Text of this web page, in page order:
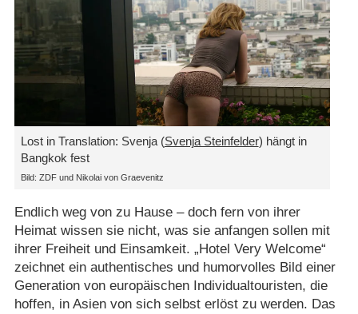
Lost in Translation: Svenja (Svenja Steinfelder) hängt in
Bangkok fest
Bild: ZDF und Nikolai von Graevenitz
Endlich weg von zu Hause – doch fern von ihrer
Heimat wissen sie nicht, was sie anfangen sollen mit
ihrer Freiheit und Einsamkeit. „Hotel Very Welcome“
zeichnet ein authentisches und humorvolles Bild einer
Generation von europäischen Individualtouristen, die
hoffen, in Asien von sich selbst erlöst zu werden. Das